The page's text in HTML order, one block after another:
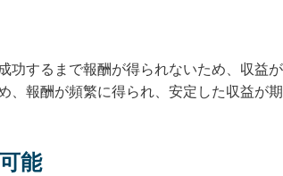
功するまで報酬が得られないため、収益
報酬が頻繁に得られ、安定した収益が期
能